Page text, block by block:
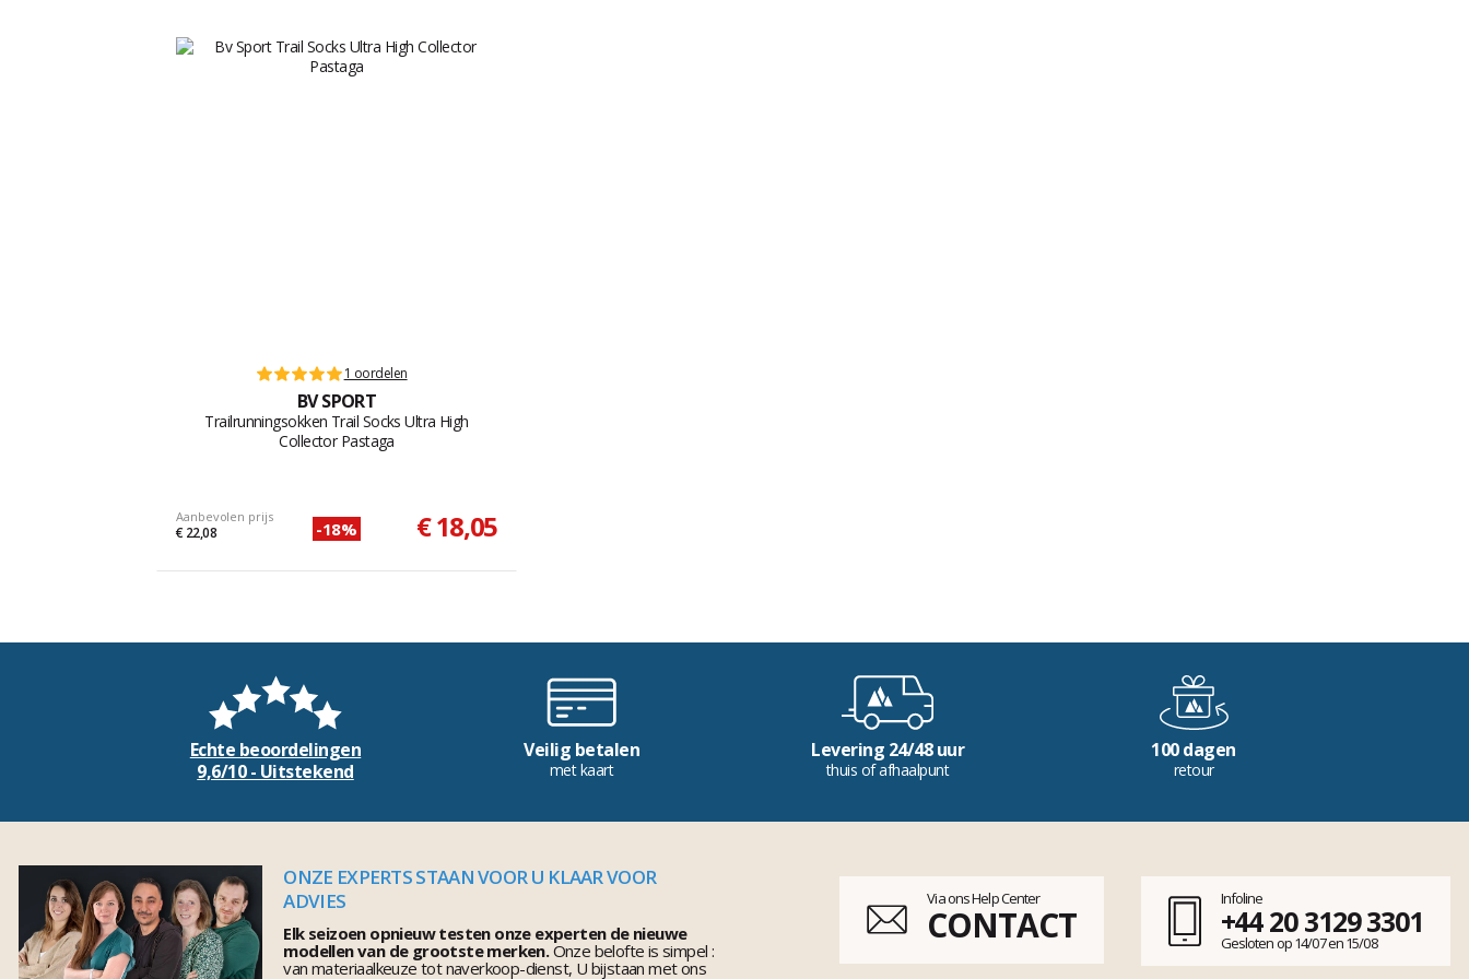
1 oordelen
BV SPORT
Trailrunningsokken Trail Socks Ultra High
Collector Pastaga
Aanbevolen prijs
€ 22,08 -18% € 18,05
Echte beoordelingen
9,6/10 - Uitstekend
Veilig betalen
met kaart
Levering 24/48 uur
thuis of afhaalpunt
100 dagen
retour
ONZE EXPERTS STAAN VOOR U KLAAR VOOR
ADVIES
Elk seizoen opnieuw testen onze experten de nieuwe
modellen van de grootste merken.Onze belofte is simpel :
van materiaalkeuze tot naverkoop-dienst, U bijstaan met ons
Via ons Help Center
CONTACT
Infoline
+44 20 3129 3301
Gesloten op 14/07 en 15/08